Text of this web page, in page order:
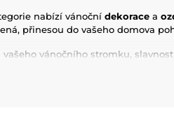
nabízí vánoční dekorace a
přinesou do vašeho domova
vánočního stromku,
Vánocům dodat nádech